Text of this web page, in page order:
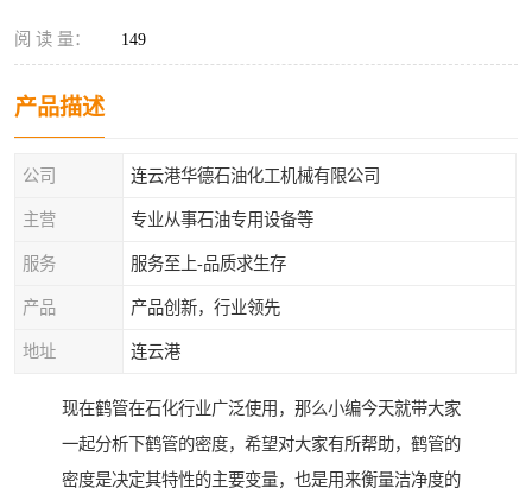
阅 读 量： 149
产品描述
公司 连云港华德石油化工机械有限公司
主营 专业从事石油专用设备等
服务 服务至上-品质求生存
产品 产品创新，行业领先
地址 连云港
现在鹤管在石化行业广泛使用，那么小编今天就带大家
一起分析下鹤管的密度，希望对大家有所帮助，鹤管的
密度是决定其特性的主要变量，也是用来衡量洁净度的